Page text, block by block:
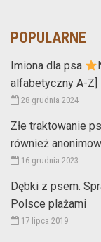
POPULARNE
Imiona dla psa
alfabetyczny A-Z]
28 grudnia 2024
Złe traktowanie
również
16 grudnia 2023
Dębki z psem.
Polsce plażami
17 lipca 2019